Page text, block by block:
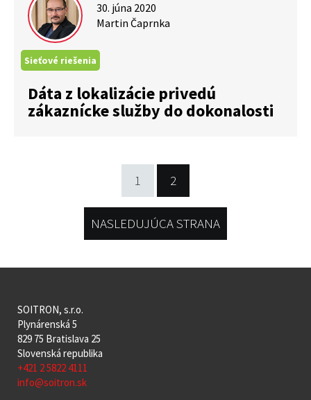
30. júna 2020
Martin Čaprnka
Sieťové riešenia
Dáta z lokalizácie privedú
zákaznícke služby do dokonalosti
1 2
NASLEDUJÚCA STRANA
SOITRON, s.r.o.
Plynárenská 5
829 75 Bratislava 25
Slovenská republika
+421 2 5822 4111
info@soitron.sk